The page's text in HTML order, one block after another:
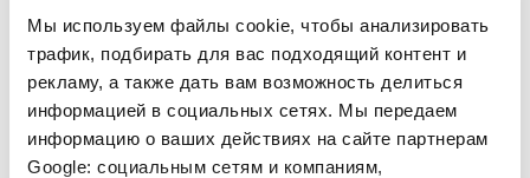
Мы используем файлы cookie, чтобы анализировать
трафик, подбирать для вас подходящий контент и
рекламу, а также дать вам возможность делиться
информацией в социальных сетях. Мы передаем
информацию о ваших действиях на сайте партнерам
Google: социальным сетям и компаниям,
Солнечная защита летом ☀️
Более...